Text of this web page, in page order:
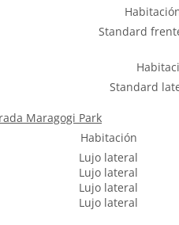
Standard
Standard
Maragogi Park
Habitación
Lujo lateral
Lujo lateral
Lujo lateral
Lujo lateral